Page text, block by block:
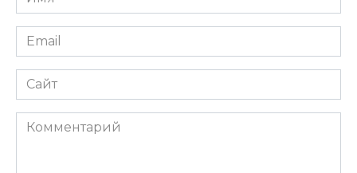
*
Email
*
Сайт
Комментарий